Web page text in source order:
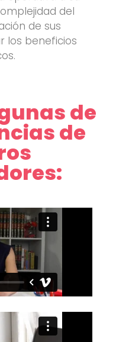
del
de sus
los beneficios
de
de